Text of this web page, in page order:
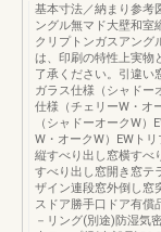
基本寸法／納まり参考
ングル無マド大壁和室
クリプトンガスアング
は、印刷の特性上実物
了承ください。引違
ガラス仕様（シャド
仕様（チェリーW・オ
（シャドーオークW
W・オークW）EWト
縦すべり出し窓横すべ
すべり出し窓開き窓テ
ザイン連段窓外倒し窓
スドア勝手口ドア有償
－リング(別途)防湿気